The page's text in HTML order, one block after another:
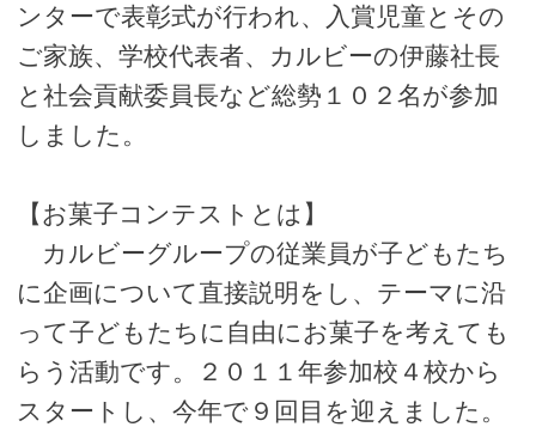
ンターで表彰式が行われ、入賞児童とその
ご家族、学校代表者、カルビーの伊藤社長
と社会貢献委員長など総勢１０２名が参加
しました。
【お菓子コンテストとは】
カルビーグループの従業員が子どもたち
に企画について直接説明をし、テーマに沿
って子どもたちに自由にお菓子を考えても
らう活動です。２０１１年参加校４校から
スタートし、今年で９回目を迎えました。